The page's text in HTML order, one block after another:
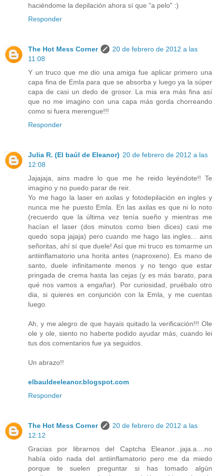
haciéndome la depilación ahora sí que "a pelo" :)
Responder
The Hot Mess Corner
20 de febrero de 2012 a las
11:08
Y un truco que me dio una amiga fue aplicar primero una
capa fina de Emla para que se absorba y luego ya la súper
capa de casi un dedo de grosor. La mia era más fina así
que no me imagino con una capa más gorda chorreando
como si fuera merengue!!!
Responder
Julia R. (El baúl de Eleanor) 20 de febrero de 2012 a las
12:08
Jajajaja, ains madre lo que me he reido leyéndote!! Te
imagino y no puedo parar de reir.
Yo me hago la laser en axilas y fotodepilación en ingles y
nunca me he puesto Emla. En las axilas es que ni lo noto
(recuerdo que la última vez tenía sueño y mientras me
hacían el laser (dos minutos como bien dices) casi me
quedo sopa jajaja) pero cuando me hago las ingles... ains
señoritas, ahí sí que duele! Así que mi truco es tomarme un
antiinflamatorio una horita antes (naproxeno). Es mano de
santo, duele infinitamente menos y no tengo que estar
pringada de crema hasta las cejas (y es más barato, para
qué nos vamos a engañar). Por curiosidad, pruébalo otro
dia, si quieres en conjunción con la Emla, y me cuentas
luego.
Ah, y me alegro de que hayais quitado la verificación!!! Ole
ole y ole, siento no haberte podido ayudar más, cuando lei
tus dos comentarios fue ya seguidos.
Un abrazo!!
elbauldeeleanor.blogspot.com
Responder
The Hot Mess Corner
20 de febrero de 2012 a las
12:12
Gracias por librarnos del Captcha Eleanor...jaja.a....no
había oido nada del antiinflamatorio pero me da miedo
porque te suelen preguntar si has tomado algún